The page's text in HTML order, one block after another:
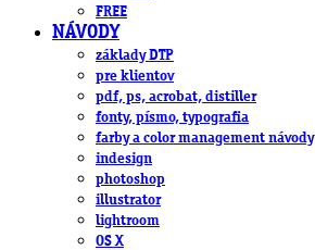
FREE
NÁVODY
základy DTP
pre klientov
pdf, ps, acrobat, distiller
fonty, písmo, typografia
farby a color management návody
indesign
photoshop
illustrator
lightroom
OS X